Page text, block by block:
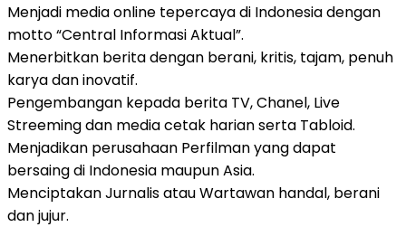
Menjadi media online tepercaya di Indonesia dengan
motto “Central Informasi Aktual”.
Menerbitkan berita dengan berani, kritis, tajam, penuh
karya dan inovatif.
Pengembangan kepada berita TV, Chanel, Live
Streeming dan media cetak harian serta Tabloid.
Menjadikan perusahaan Perfilman yang dapat
bersaing di Indonesia maupun Asia.
Menciptakan Jurnalis atau Wartawan handal, berani
dan jujur.